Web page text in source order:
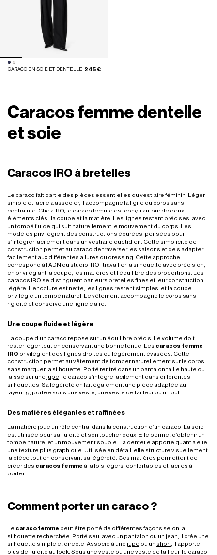
CARACO EN SOIE ET DENTELLE 245 €
Caracos femme dentelle
et soie
Caracos IRO à bretelles
Le caraco fait partie des pièces essentielles du vestiaire féminin. Léger,
simple et facile à associer, il accompagne la ligne du corps sans
contrainte. Chez IRO, le caraco femme est conçu autour de deux
éléments clés : la coupe et la matière. Les lignes restent précises, avec
un tombé fluide qui suit naturellement le mouvement du corps. Les
modèles privilégient des constructions épurées, pensées pour
s’intégrer facilement dans un vestiaire quotidien. Cette simplicité de
construction permet au caraco de traverser les saisons et de s’adapter
facilement aux différentes allures du dressing. Cette approche
correspond à l’ADN du studio IRO : travailler la silhouette avec précision,
en privilégiant la coupe, les matières et l’équilibre des proportions. Les
caracos IRO se distinguent par leurs bretelles fines et leur construction
légère. L’encolure est nette, les lignes restent simples, et la coupe
privilégie un tombé naturel. Le vêtement accompagne le corps sans
rigidité et conserve une ligne claire.
Une coupe fluide et légère
La coupe d’un caraco repose sur un équilibre précis. Le volume doit
rester léger tout en conservant une bonne tenue. Les caracos femme
IRO privilégient des lignes droites ou légèrement évasées. Cette
construction permet au vêtement de tomber naturellement sur le corps,
sans marquer la silhouette. Porté rentré dans un pantalon taille haute ou
laissé sur une jupe , le caraco s’intègre facilement dans différentes
silhouettes. Sa légèreté en fait également une pièce adaptée au
layering, portée sous une veste, une veste de tailleur ou un pull.
Des matières élégantes et raffinées
La matière joue un rôle central dans la construction d’un caraco. La soie
est utilisée pour sa fluidité et son toucher doux. Elle permet d’obtenir un
tombé naturel et un mouvement souple. La dentelle apporte quant à elle
une texture plus graphique. Utilisée en détail, elle structure visuellement
la pièce tout en conservant sa légèreté. Ces matières permettent de
créer des caracos femme à la fois légers, confortables et faciles à
porter.
Comment porter un caraco ?
Le caraco femme peut être porté de différentes façons selon la
silhouette recherchée. Porté seul avec un pantalon ou un jean, il crée une
silhouette simple et directe. Associé à une jupe ou un short , il apporte
plus de fluidité au look. Sous une veste ou une veste de tailleur, le caraco